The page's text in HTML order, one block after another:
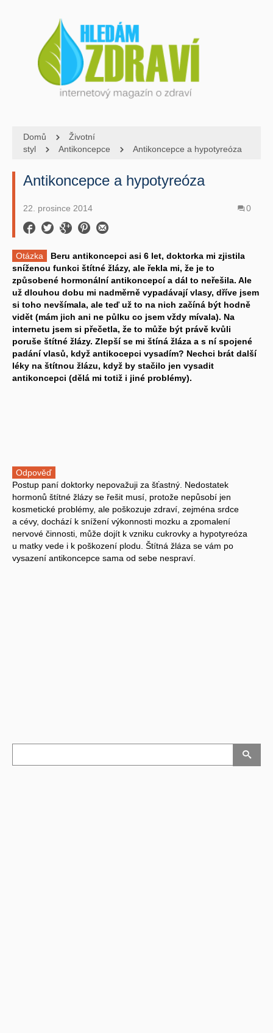
Domů
Životní
styl
Antikoncepce Antikoncepce a hypotyreóza
Antikoncepce a hypotyreóza
22. prosince 2014 0
Otázka
Beru antikoncepci asi 6 let, doktorka mi zjistila
sníženou funkci štítné žlázy, ale řekla mi, že je to
způsobené hormonální antikoncepcí a dál to neřešila. Ale
už dlouhou dobu mi nadměrně vypadávají vlasy, dříve jsem
si toho nevšímala, ale teď už to na nich začíná být hodně
vidět (mám jich ani ne půlku co jsem vždy mívala). Na
internetu jsem si přečetla, že to může být právě kvůli
poruše štítné žlázy. Zlepší se mi štíná žláza a s ní spojené
padání vlasů, když antikocepci vysadím? Nechci brát další
léky na štítnou žlázu, když by stačilo jen vysadit
antikoncepci (dělá mi totiž i jiné problémy).
Odpověď
Postup paní doktorky nepovažuji za šťastný. Nedostatek
hormonů štítné žlázy se řešit musí, protože nepůsobí jen
kosmetické problémy, ale poškozuje zdraví, zejména srdce
a cévy, dochází k snížení výkonnosti mozku a zpomalení
nervové činnosti, může dojít k vzniku cukrovky a hypotyreóza
u matky vede i k poškození plodu. Štítná žláza se vám po
vysazení antikoncepce sama od sebe nespraví.